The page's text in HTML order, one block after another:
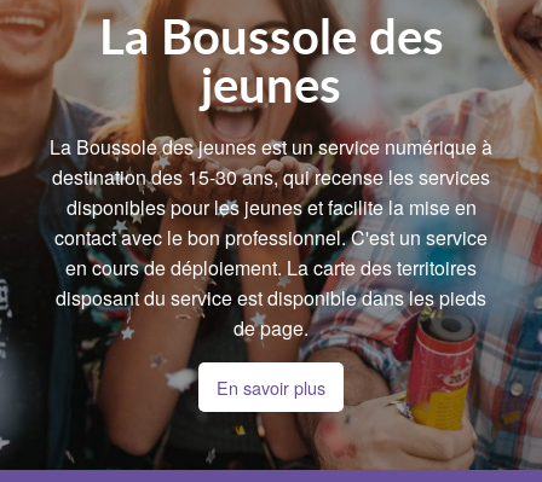
La Boussole des
jeunes
La Boussole des jeunes est un service numérique à
destination des 15-30 ans, qui recense les services
disponibles pour les jeunes et facilite la mise en
contact avec le bon professionnel. C'est un service
en cours de déploiement. La carte des territoires
disposant du service est disponible dans les pieds
de page.
En savoir plus